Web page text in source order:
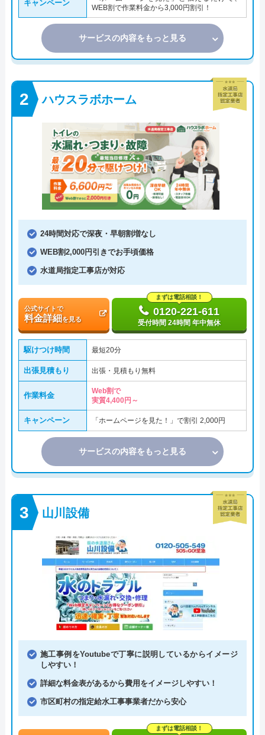
キャンペーン
WEB割で作業料金から3,000円割引！
サービスの内容をもっと見る
ハウスラボホーム
24時間対応で深夜・早朝割増なし
WEB割2,000円引きでお手頃価格
水道局指定工事店が対応
公式サイトで
料金詳細を見る
まずは電話相談！
0120-221-611
受付時間 24時間 年中無休
駆けつけ時間 最短20分
出張見積もり 出張・見積もり無料
作業料金
Web割で
実質4,400円～
キャンペーン 「ホームページを見た！」で割引 2,000円
サービスの内容をもっと見る
山川設備
施工事例をYoutubeで丁寧に説明しているからイメージ
しやすい！
詳細な料金表があるから費用をイメージしやすい！
市区町村の指定給水工事事業者だから安心
まずは電話相談！